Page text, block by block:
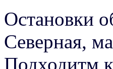
Остановки
Северная,
Подходитм